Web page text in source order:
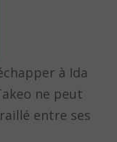
à Ida
ne peut
entre ses